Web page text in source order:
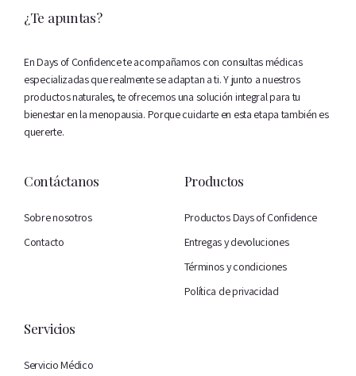
¿Te apuntas?
En Days of Confidence te acompañamos con consultas médicas
especializadas que realmente se adaptan a ti. Y junto a nuestros
productos naturales, te ofrecemos una solución integral para tu
bienestar en la menopausia. Porque cuidarte en esta etapa también es
quererte.
Contáctanos
Sobre nosotros
Contacto
Productos
Productos Days of Confidence
Entregas y devoluciones
Términos y condiciones
Política de privacidad
Servicios
Servicio Médico